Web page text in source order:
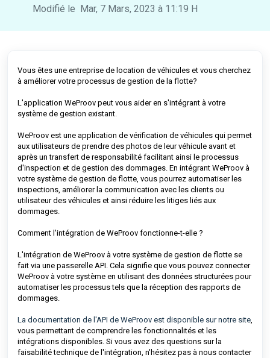
Modifié le Mar, 7 Mars, 2023 à 11:19 H
Vous êtes une entreprise de location de véhicules et vous cherchez
à améliorer votre processus de gestion de la flotte?
L'application WeProov peut vous aider en s'intégrant à votre
système de gestion existant.
WeProov est une application de vérification de véhicules qui permet
aux utilisateurs de prendre des photos de leur véhicule avant et
après un transfert de responsabilité facilitant ainsi le processus
d'inspection et de gestion des dommages. En intégrant WeProov à
votre système de gestion de flotte, vous pourrez automatiser les
inspections, améliorer la communication avec les clients ou
utilisateur des véhicules et ainsi réduire les litiges liés aux
dommages.
Comment l'intégration de WeProov fonctionne-t-elle ?
L'intégration de WeProov à votre système de gestion de flotte se
fait via une passerelle API. Cela signifie que vous pouvez connecter
WeProov à votre système en utilisant des données structurées pour
automatiser les processus tels que la réception des rapports de
dommages.
La documentation de l'API de WeProov est disponible sur notre site,
vous permettant de comprendre les fonctionnalités et les
intégrations disponibles. Si vous avez des questions sur la
faisabilité technique de l'intégration, n'hésitez pas à nous contacter